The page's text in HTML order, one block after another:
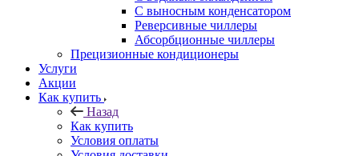
С выносным конденсатором
Реверсивные чиллеры
Абсорбционные чиллеры
Прецизионные кондиционеры
Услуги
Акции
Как купить
Назад
Как купить
Условия оплаты